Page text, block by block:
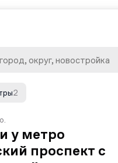
2
у метро
проспект с